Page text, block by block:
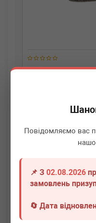
Повідомляємо вас
📌 З02.08.2026
замовлень
🔄 Дата
ADLER
Перемикач
Термін 1 дн.
890